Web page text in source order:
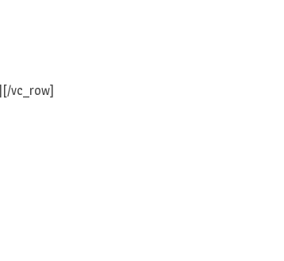
vc_row]